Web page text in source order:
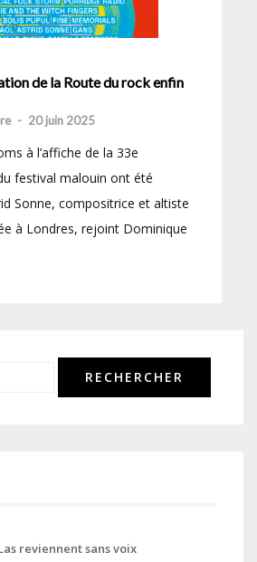
de la Route du rock enfin
- 20 juin 2025
à l’affiche de la 33e
festival malouin ont été
Sonne, compositrice et altiste
à Londres, rejoint Dominique
reviennent sans voix